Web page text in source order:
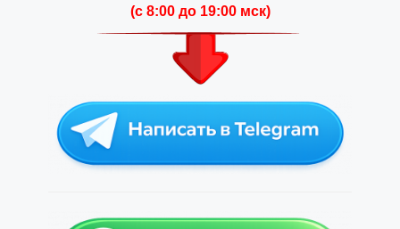
(c 8:00 до 19:00 мск)